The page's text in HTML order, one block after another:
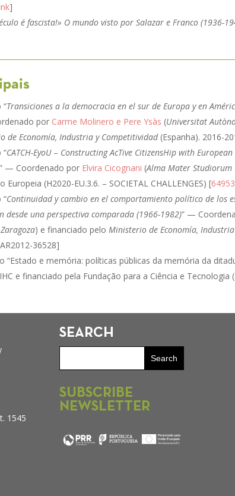
]
é fascista!» O mundo visto por Salazar e Franco (1936-
Transiciones a la democracia en el sur de Europa y en
por Carme Molinero e Pere Ysàs (Universitat
de Economía, Industria y Competitividad(Espanha). 2016-
CATCH-EyoU – Constructing AcTive CitizensHip with
” — Coordenado por Elvira Cicognani (Alma Mater Studiorum
(H2020-EU.3.6. – SOCIETAL CHALLENGES) [
Continuidad y cambio en el comportamiento político de los
desde una perspectiva comparada (1966-1982)” —
) e financiado pelo Ministerio de Economía,
36528]
“Estado e memória: políticas públicas da memória da
e financiado pela Fundação para a Ciência e Tecnologia (
1545
SEARCH
SUBSCRIBE
NEWSLETTER